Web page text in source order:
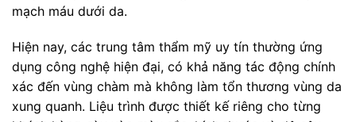
mạch máu dưới da.
Hiện nay, các trung tâm thẩm mỹ uy tín thường ứng
dụng công nghệ hiện đại, có khả năng tác động chính
xác đến vùng chàm mà không làm tổn thương vùng da
xung quanh. Liệu trình được thiết kế riêng cho từng